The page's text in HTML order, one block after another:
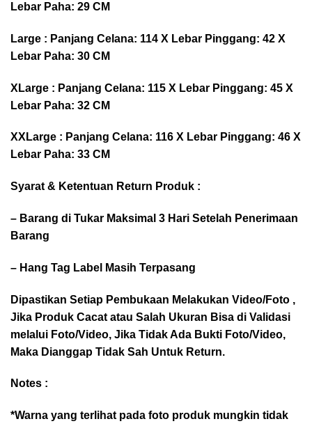
Lebar Paha: 29 CM
Large : Panjang Celana: 114 X Lebar Pinggang: 42 X
Lebar Paha: 30 CM
XLarge : Panjang Celana: 115 X Lebar Pinggang: 45 X
Lebar Paha: 32 CM
XXLarge : Panjang Celana: 116 X Lebar Pinggang: 46 X
Lebar Paha: 33 CM
Syarat & Ketentuan Return Produk :
– Barang di Tukar Maksimal 3 Hari Setelah Penerimaan
Barang
– Hang Tag Label Masih Terpasang
Dipastikan Setiap Pembukaan Melakukan Video/Foto ,
Jika Produk Cacat atau Salah Ukuran Bisa di Validasi
melalui Foto/Video, Jika Tidak Ada Bukti Foto/Video,
Maka Dianggap Tidak Sah Untuk Return.
Notes :
*Warna yang terlihat pada foto produk mungkin tidak